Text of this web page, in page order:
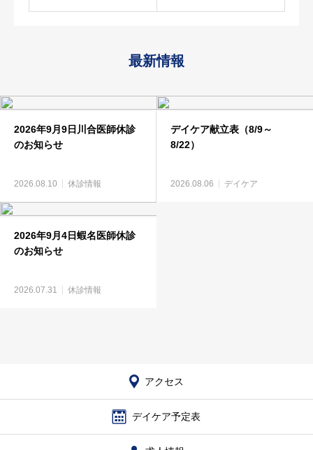
最新情報
2026年9月9日川合医師休診
のお知らせ
2026.08.10 休診情報
デイケア献立表（8/9～
8/22）
2026.08.06 デイケア
2026年9月4日蝦名医師休診
のお知らせ
2026.07.31 休診情報
アクセス
デイケア予定表